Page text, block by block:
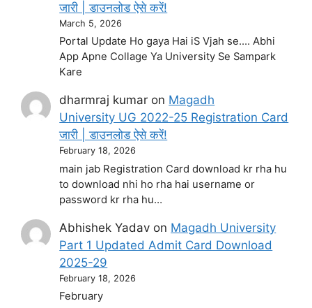
जारी | डाउनलोड ऐसे करें!
March 5, 2026
Portal Update Ho gaya Hai iS Vjah se.... Abhi
App Apne Collage Ya University Se Sampark
Kare
dharmraj kumar on Magadh
University UG 2022-25 Registration Card
जारी | डाउनलोड ऐसे करें!
February 18, 2026
main jab Registration Card download kr rha hu
to download nhi ho rha hai username or
password kr rha hu…
Abhishek Yadav on Magadh University
Part 1 Updated Admit Card Download
2025-29
February 18, 2026
February